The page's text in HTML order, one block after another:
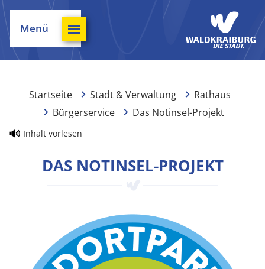
Menü
Startseite Stadt & Verwaltung
Rathaus
Bürgerservice
Das Notinsel-Projekt
Inhalt vorlesen
DAS NOTINSEL-PROJEKT